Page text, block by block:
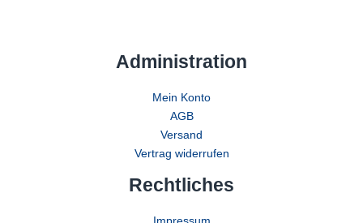
Administration
Mein Konto
AGB
Versand
Vertrag widerrufen
Rechtliches
Impressum